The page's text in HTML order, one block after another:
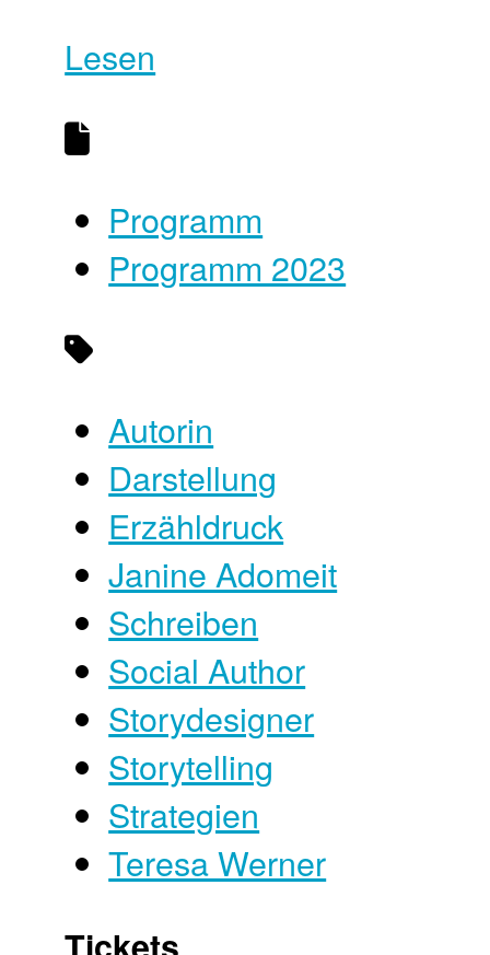
Lesen
Programm
Programm 2023
Autorin
Darstellung
Erzähldruck
Janine Adomeit
Schreiben
Social Author
Storydesigner
Storytelling
Strategien
Teresa Werner
Tickets